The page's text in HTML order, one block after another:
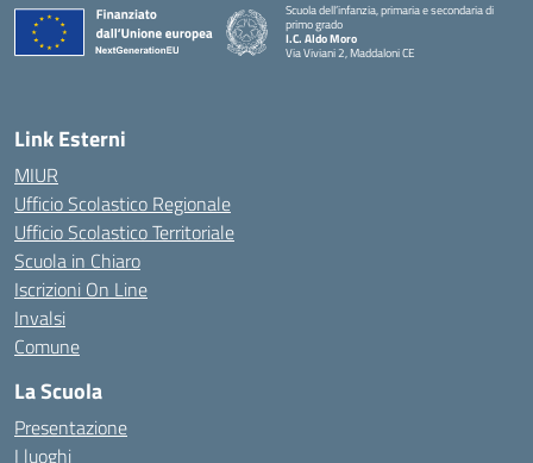
Scuola dell’infanzia, primaria e secondaria di
primo grado
I.C. Aldo Moro
Via Viviani 2, Maddaloni CE
Link Esterni
MIUR
Ufficio Scolastico Regionale
Ufficio Scolastico Territoriale
Scuola in Chiaro
Iscrizioni On Line
Invalsi
Comune
La Scuola
Presentazione
I luoghi